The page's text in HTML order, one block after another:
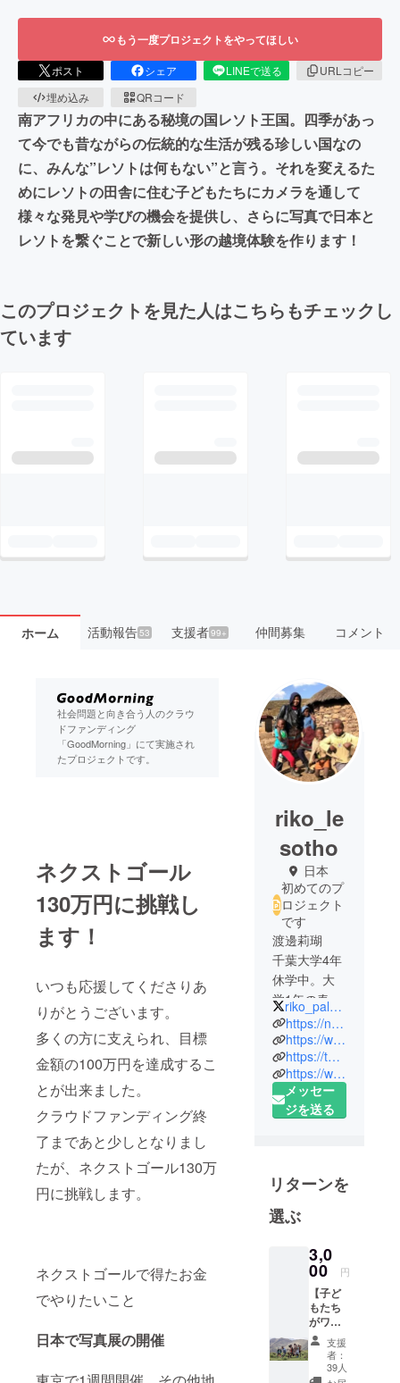
もう一度プロジェクトをやってほしい
ポスト シェア LINEで送る
URLコピー
埋め込み
QRコード
南アフリカの中にある秘境の国レソト王国。四季があっ
て今でも昔ながらの伝統的な生活が残る珍しい国なの
に、みんな”レソトは何もない”と言う。それを変えるた
めにレソトの田舎に住む子どもたちにカメラを通して
様々な発見や学びの機会を提供し、さらに写真で日本と
レソトを繋ぐことで新しい形の越境体験を作ります！
このプロジェクトを見た人はこちらもチェックし
ています
ホーム 活動報告53 支援者99+ 仲間募集 コメント
社会問題と向き合う人のクラウ
ドファンディング
「GoodMorning」にて実施され
たプロジェクトです。
ネクストゴール
130万円に挑戦し
ます！
いつも応援してくださりあ
りがとうございます。
多くの方に支えられ、目標
金額の100万円を達成するこ
とが出来ました。
クラウドファンディング終
了まであと少しとなりまし
たが、ネクストゴール130万
円に挑戦します。
ネクストゴールで得たお金
でやりたいこと
日本で写真展の開催
riko_le
sotho
日本
初めてのプ
ロジェクト
です
渡邊莉瑚
千葉大学4年
休学中。大
学1年の春休
みの2ヶ月、
タンザニア
で子ども教
育に関わる
ボランティ
ア。大学2年
カー2ヶ月6
か国。大学3
年生の8月、
学に通った
り田舎生活
したり。9月
はエスワ
ティニで子
ども支援ボ
ランティ
riko_palesa
https://note.com/riko_palesa18
https://www.instagram.com/riko_palesa_/
https://twitter.com/riko_palesa
https://www.facebook.com/riko.watanabe.54390/
メッセー
ジを送る
リターンを
選ぶ
3,0
00 円
【子ど
もたち
がワー
ク
ショッ
プをし
ている
支援
者：
39人